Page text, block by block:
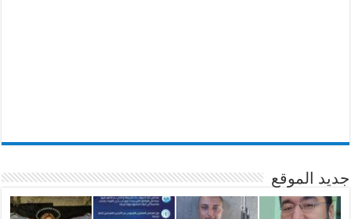
جديد الموقع